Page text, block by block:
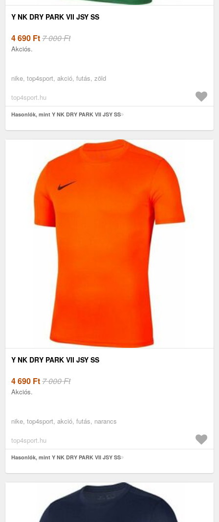
Y NK DRY PARK VII JSY SS
4 690 Ft7 000 Ft
Akciós.
nike, top4sport, akció, futás, zöld
top4sport.hu
Hasonlók, mint Y NK DRY PARK VII JSY SS
Y NK DRY PARK VII JSY SS
4 690 Ft7 000 Ft
Akciós.
nike, top4sport, akció, futás, narancs
top4sport.hu
Hasonlók, mint Y NK DRY PARK VII JSY SS